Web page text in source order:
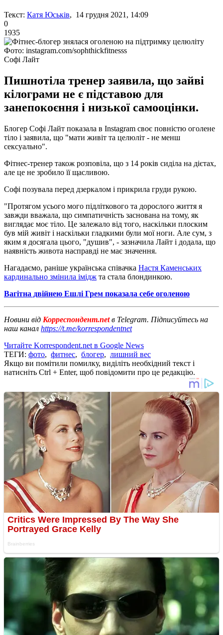
Текст: Катя Юськів, 14 грудня 2021, 14:09
0
1935
Фото: instagram.com/sophthickfitnesss
Софі Лайт
Пишнотіла тренер заявила, що зайві
кілограми не є підставою для
занепокоєння і низької самооцінки.
Блогер Софі Лайт показала в Instagram своє повністю оголене
тіло і заявила, що "мати живіт та целюліт - не менш
сексуально".
Фітнес-тренер також розповіла, що з 14 років сиділа на дієтах,
але це не зробило її щасливою.
Софі позувала перед дзеркалом і прикрила груди рукою.
"Протягом усього мого підліткового та дорослого життя я
завжди вважала, що симпатичність заснована на тому, як
виглядає моє тіло. Це залежало від того, наскільки плоским
був мій живіт і наскільки гладкими були мої ноги. Але сум, з
яким я досягала цього, "душив", - зазначила Лайт і додала, що
наявність живота насправді не має значення.
Нагадаємо, раніше українська співачка Настя Каменських
кардинально змінила імідж та стала блондинкою.
Вагітна двійнею Ешлі Грем показала себе оголеною
Новини від Корреспондент.netв Telegram. Підписуйтесь на
наш канал https://t.me/korrespondentnet
Читайте Korrespondent.net в Google News
ТЕГИ: фото, фитнес, блогер, лишний вес
Якщо ви помітили помилку, виділіть необхідний текст і
натисніть Ctrl + Enter, щоб повідомити про це редакцію.